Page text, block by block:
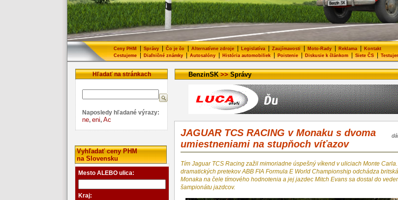
Ceny PHM Správy Čo je čo Alternatívne zdroje Legislatíva Zaujímavosti Moto-Rady Reklama Kontakt
Cestujeme| Diaľničné známky| Autosalóny| História automobiliek| Poistenie| Diskusie k článkom| Siete ČS|
Hľadať na stránkach
Naposledy hľadané výrazy:
ne, eni, Ac
Vyhľadať ceny PHM
na Slovensku
Mesto ALEBO ulica:
Kraj:
BenzinSK>>Správy
JAGUAR TCS RACING v Monaku s dvoma
umiestneniami na stupňoch víťazov
Tím Jaguar TCS Racing zažil mimoriadne úspešný víkend v uliciach Monte
dramatických pretekov ABB FIA Formula E World Championship odchádza
Monaka na čele tímového hodnotenia a jej jazdec Mitch Evans sa dostal do
šampionátu jazdcov.